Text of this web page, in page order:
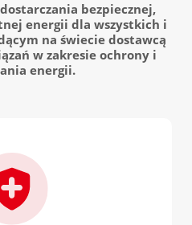
bezpiecznej,
energii dla wszystkich i
na świecie dostawcą
w zakresie ochrony i
energii.